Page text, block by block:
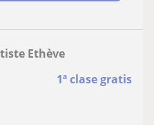
1ª clase gratis
Ethève